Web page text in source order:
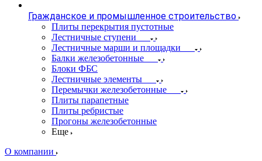
Гражданское и промышленное строительство
Плиты перекрытия пустотные
Лестничные ступени
Лестничные марши и площадки
Балки железобетонные
Блоки ФБС
Лестничные элементы
Перемычки железобетонные
Плиты парапетные
Плиты ребристые
Прогоны железобетонные
Еще
О компании